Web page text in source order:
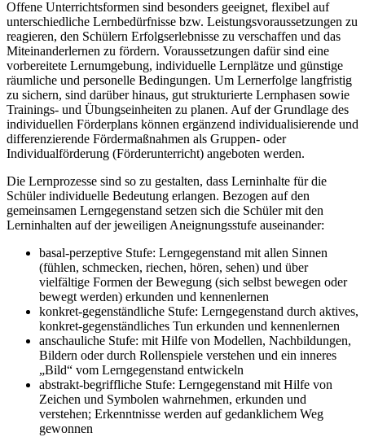
Offene Unterrichtsformen sind besonders geeignet, flexibel auf
unterschiedliche Lernbedürfnisse bzw. Leistungsvoraussetzungen zu
reagieren, den Schülern Erfolgserlebnisse zu verschaffen und das
Miteinanderlernen zu fördern. Voraussetzungen dafür sind eine
vorbereitete Lernumgebung, individuelle Lernplätze und günstige
räumliche und personelle Bedingungen. Um Lernerfolge langfristig
zu sichern, sind darüber hinaus, gut strukturierte Lernphasen sowie
Trainings- und Übungseinheiten zu planen. Auf der Grundlage des
individuellen Förderplans können ergänzend individualisierende und
differenzierende Fördermaßnahmen als Gruppen- oder
Individualförderung (Förderunterricht) angeboten werden.
Die Lernprozesse sind so zu gestalten, dass Lerninhalte für die
Schüler individuelle Bedeutung erlangen. Bezogen auf den
gemeinsamen Lerngegenstand setzen sich die Schüler mit den
Lerninhalten auf der jeweiligen Aneignungsstufe auseinander:
basal-perzeptive Stufe: Lerngegenstand mit allen Sinnen
(fühlen, schmecken, riechen, hören, sehen) und über
vielfältige Formen der Bewegung (sich selbst bewegen oder
bewegt werden) erkunden und kennenlernen
konkret-gegenständliche Stufe: Lerngegenstand durch aktives,
konkret-gegenständliches Tun erkunden und kennenlernen
anschauliche Stufe: mit Hilfe von Modellen, Nachbildungen,
Bildern oder durch Rollenspiele verstehen und ein inneres
„Bild“ vom Lerngegenstand entwickeln
abstrakt-begriffliche Stufe: Lerngegenstand mit Hilfe von
Zeichen und Symbolen wahrnehmen, erkunden und
verstehen; Erkenntnisse werden auf gedanklichem Weg
gewonnen